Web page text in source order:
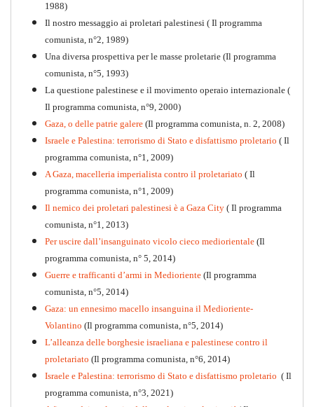
Per la difesa intransigente
1988)
Il nostro messaggio ai proletari palestinesi ( Il programma
comunista, n°2, 1989)
Una diversa prospettiva per le masse proletarie (Il programma
comunista, n°5, 1993)
La questione palestinese e il movimento operaio internazionale (
Il programma comunista, n°9, 2000)
Gaza, o delle patrie galere (Il programma comunista, n. 2, 2008)
Israele e Palestina: terrorismo di Stato e disfattismo proletario ( Il
programma comunista, n°1, 2009)
A Gaza, macelleria imperialista contro il proletariato ( Il
programma comunista, n°1, 2009)
Il nemico dei proletari palestinesi è a Gaza City ( Il programma
comunista, n°1, 2013)
Per uscire dall’insanguinato vicolo cieco mediorientale (Il
programma comunista, n° 5, 2014)
Guerre e trafficanti d’armi in Medioriente (Il programma
comunista, n°5, 2014)
Gaza: un ennesimo macello insanguina il Medioriente-
Volantino (Il programma comunista, n°5, 2014)
L’alleanza delle borghesie israeliana e palestinese contro il
proletariato (Il programma comunista, n°6, 2014)
Israele e Palestina: terrorismo di Stato e disfattismo proletario ( Il
programma comunista, n°3, 2021)